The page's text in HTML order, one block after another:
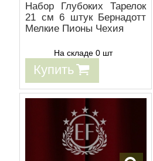
Набор Глубоких Тарелок
21 см 6 штук Бернадотт
Мелкие Пионы Чехия
На складе 0 шт
Купить